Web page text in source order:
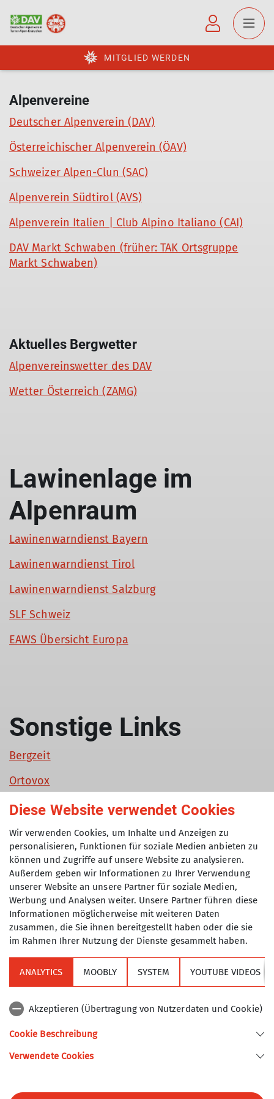
MITGLIED WERDEN
Alpenvereine
Deutscher Alpenverein (DAV)
Österreichischer Alpenverein (ÖAV)
Schweizer Alpen-Clun (SAC)
Alpenverein Südtirol (AVS)
Alpenverein Italien | Club Alpino Italiano (CAI)
DAV Markt Schwaben (früher: TAK Ortsgruppe
Markt Schwaben)
Aktuelles Bergwetter
Alpenvereinswetter des DAV
Wetter Österreich (ZAMG)
Lawinenlage im
Alpenraum
Lawinenwarndienst Bayern
Lawinenwarndienst Tirol
Lawinenwarndienst Salzburg
SLF Schweiz
EAWS Übersicht Europa
Sonstige Links
Bergzeit
Ortovox
Tourentipp
Alle Angabe ohne Gewähr
Alpenverein
Sektion Turner-Alpenkränzchen des Deutschen Alpenvereins e.V.
Diese Website verwendet Cookies
Wir verwenden Cookies, um Inhalte und Anzeigen zu
personalisieren, Funktionen für soziale Medien anbieten zu
können und Zugriffe auf unsere Website zu analysieren.
Außerdem geben wir Informationen zu Ihrer Verwendung
unserer Website an unsere Partner für soziale Medien,
Werbung und Analysen weiter. Unsere Partner führen diese
Informationen möglicherweise mit weiteren Daten
zusammen, die Sie ihnen bereitgestellt haben oder die sie
im Rahmen Ihrer Nutzung der Dienste gesammelt haben.
ANALYTICS MOOBLY SYSTEM YOUTUBE VIDEOS
Akzeptieren (Übertragung von Nutzerdaten und Cookie)
Cookie Beschreibung
Verwendete Cookies